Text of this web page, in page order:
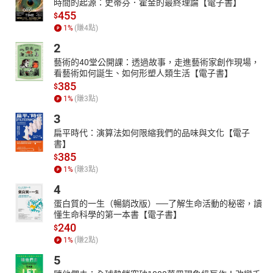
時間的起源：史蒂芬．霍金的最終理論【電子書】
$455
1% (賺4點)
2
藝術的40堂公開課：透過故事，走進藝術家創作現場，
看藝術如何誕生、如何形塑人類生活【電子書】
$385
1% (賺3點)
3
扁平時代：演算法如何限縮我們的品味與文化【電子
書】
$385
1% (賺3點)
4
蛋白質的一生（暢銷改版）──了解生命活動的秘密，讀
懂生命科學的第一本書【電子書】
$240
1% (賺2點)
5